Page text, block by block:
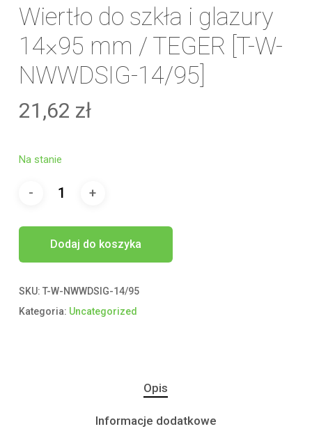
Wiertło do szkła i glazury
14×95 mm / TEGER [T-W-
NWWDSIG-14/95]
21,62 zł
Na stanie
Dodaj do koszyka
SKU: T-W-NWWDSIG-14/95
Kategoria: Uncategorized
Opis
Informacje dodatkowe